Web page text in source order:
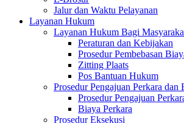
Jalur dan Waktu Pelayanan
Layanan Hukum
Layanan Hukum Bagi
Peraturan dan Kebijakan
Prosedur Pembebasan
Zitting Plaats
Pos Bantuan Hukum
Prosedur Pengajuan Perkara dan
Prosedur Pengajuan
Biaya Perkara
Prosedur Eksekusi